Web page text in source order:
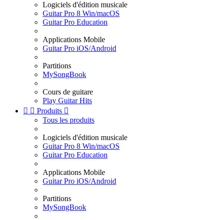
Logiciels d'édition musicale
Guitar Pro 8 Win/macOS
Guitar Pro Education
Applications Mobile
Guitar Pro iOS/Android
Partitions
MySongBook
Cours de guitare
Play Guitar Hits
  Produits 
Tous les produits
Logiciels d'édition musicale
Guitar Pro 8 Win/macOS
Guitar Pro Education
Applications Mobile
Guitar Pro iOS/Android
Partitions
MySongBook